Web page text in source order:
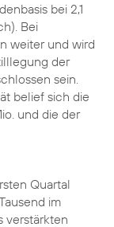
bei 2,1
Bei
weiter und wird
der
sein.
belief sich die
und die der
Quartal
im
verstärkten